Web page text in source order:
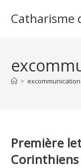
Catharisme
> excommunication
Première
Corinthiens